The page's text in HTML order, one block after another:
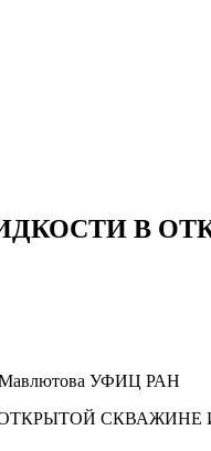
В
Мавлютова УФИЦ РАН